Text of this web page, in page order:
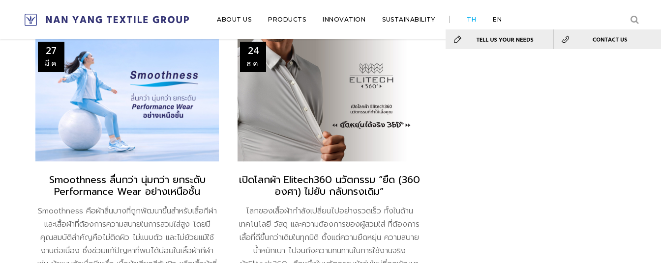
ABOUT US PRODUCTS INNOVATION SUSTAINABILITY TH EN
27
มี.ค.
Smoothness ลื่นกว่า นุ่มกว่า ยกระดับ
Performance Wear อย่างเหนือชั้น
Smoothness คือผ้าลื่นบางที่ถูกพัฒนาขึ้นสำหรับเสื้อกีฬา
และเสื้อผ้าที่ต้องการความสบายในการสวมใส่สูง โดยมี
คุณสมบัติสำคัญคือไม่ติดผิว ไม่แนบตัว และไม่ย้วยแม้ใช้
งานต่อเนื่อง ซึ่งช่วยแก้ปัญหาที่พบได้บ่อยในเสื้อผ้ากีฬา
24
ธ.ค.
เปิดโลกผ้า Elitech360 นวัตกรรม “ยืด (360
องศา) ไม่ยับ กลับทรงเดิม”
โลกของเสื้อผ้ากำลังเปลี่ยนไปอย่างรวดเร็ว ทั้งในด้าน
เทคโนโลยี วัสดุ และความต้องการของผู้สวมใส่ ที่ต้องการ
เสื้อที่ดีขึ้นกว่าเดิมในทุกมิติ ตั้งแต่ความยืดหยุ่น ความสบาย
น้ำหนักเบา ไปจนถึงความทนทานในการใช้งานจริง